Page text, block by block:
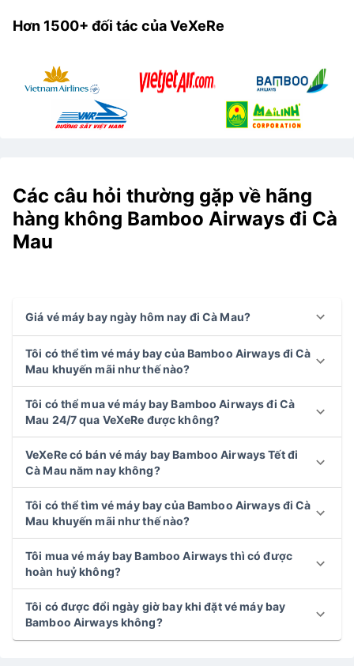
Hơn 1500+ đối tác của VeXeRe
Các câu hỏi thường gặp về hãng
Giá vé máy bay ngày hôm nay đi Cà Mau?
Tôi có thể tìm vé máy bay của Bamboo Airways đi Cà
Mau khuyến mãi như thế nào?
Tôi có thể mua vé máy bay Bamboo Airways đi Cà
Mau 24/7 qua VeXeRe được không?
VeXeRe có bán vé máy bay Bamboo Airways Tết đi
Cà Mau năm nay không?
Tôi có thể tìm vé máy bay của Bamboo Airways đi Cà
Mau khuyến mãi như thế nào?
Tôi mua vé máy bay Bamboo Airways thì có được
hoàn huỷ không?